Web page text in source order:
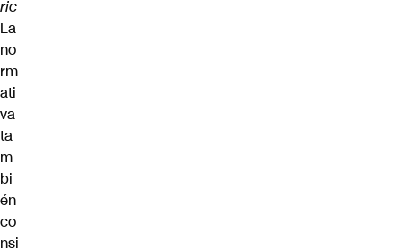
ric
La
no
rm
ati
va
ta
m
bi
én
co
nsi